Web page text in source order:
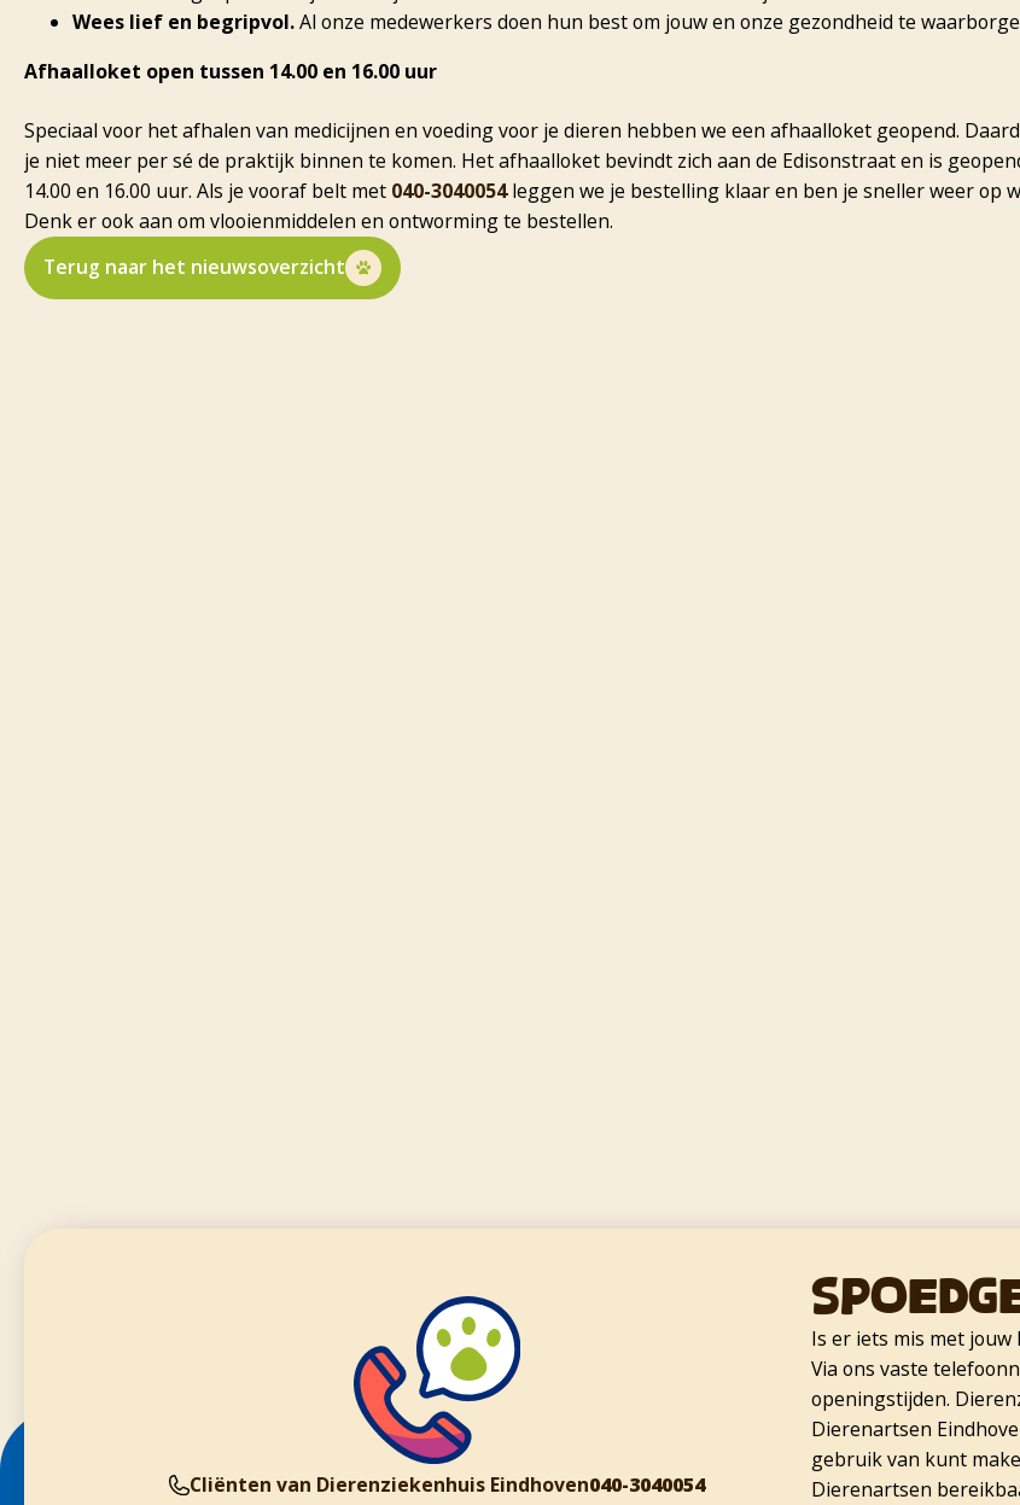
Wees lief en begripvol.Al onze medewerkers doen hun best om jouw en onze gezondheid te
Afhaalloket open tussen 14.00 en 16.00 uur
Speciaal voor het afhalen van medicijnen en voeding voor je dieren hebben we een afhaalloket geopend.
je niet meer per sé de praktijk binnen te komen. Het afhaalloket bevindt zich aan de Edisonstraat en is
14.00 en 16.00 uur. Als je vooraf belt met 040-3040054leggen we je bestelling klaar en ben je sneller weer op
Denk er ook aan om vlooienmiddelen en ontworming te bestellen.
Terug naar het nieuwsoverzicht
Cliënten van Dierenziekenhuis Eindhoven040-3040054
Is er iets mis met
Via ons vaste
openingstijden.
Dierenartsen
gebruik van kunt
Dierenartsen